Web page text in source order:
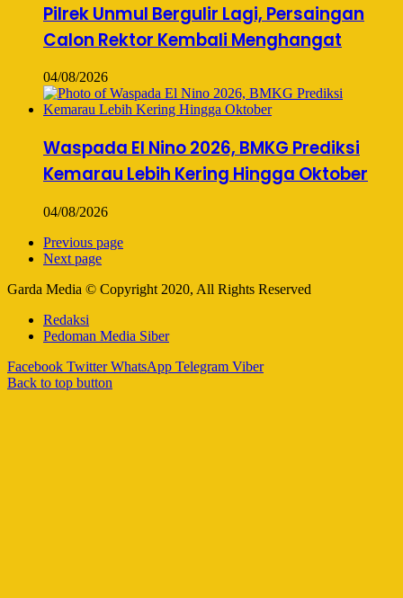
Pilrek Unmul Bergulir Lagi, Persaingan
Calon Rektor Kembali Menghangat
04/08/2026
Waspada El Nino 2026, BMKG Prediksi
Kemarau Lebih Kering Hingga Oktober
04/08/2026
Previous page
Next page
Garda Media © Copyright 2020, All Rights Reserved
Redaksi
Pedoman Media Siber
Facebook Twitter WhatsApp Telegram Viber
Back to top button